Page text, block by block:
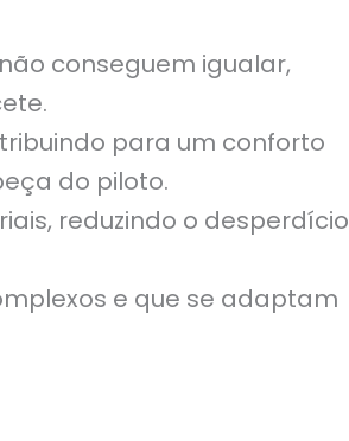
conseguem igualar,
para um conforto
do piloto.
reduzindo o desperdício
e que se adaptam